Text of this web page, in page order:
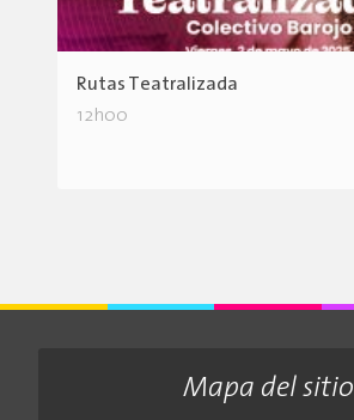
Rutas Teatralizada
12h00
Mapa del sitio